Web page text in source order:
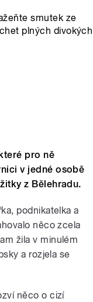
smutek ze
plných divokých
pro ně
v jedné osobě
z Bělehradu.
podnikatelka a
něco zcela
žila v minulém
a rozjela se
něco o cizí